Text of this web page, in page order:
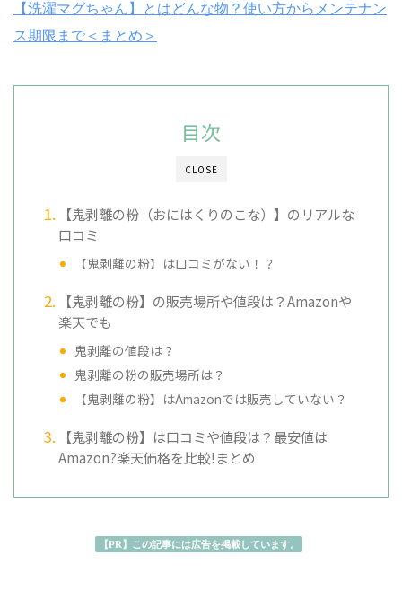
【洗濯マグちゃん】とはどんな物？使い方からメンテナン
ス期限まで＜まとめ＞
CLOSE
目次
【鬼剥離の粉（おにはくりのこな）】のリアルな
口コミ
【鬼剥離の粉】は口コミがない！？
【鬼剥離の粉】の販売場所や値段は？Amazonや
楽天でも
鬼剥離の値段は？
鬼剥離の粉の販売場所は？
【鬼剥離の粉】はAmazonでは販売していない？
【鬼剥離の粉】は口コミや値段は？最安値は
Amazon?楽天価格を比較!まとめ
【PR】この記事には広告を掲載しています。